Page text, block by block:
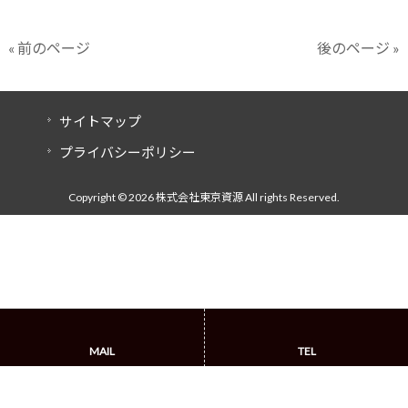
« 前のページ 後のページ »
サイトマップ
プライバシーポリシー
Copyright © 2026 株式会社東京資源 All rights Reserved.
MAIL TEL